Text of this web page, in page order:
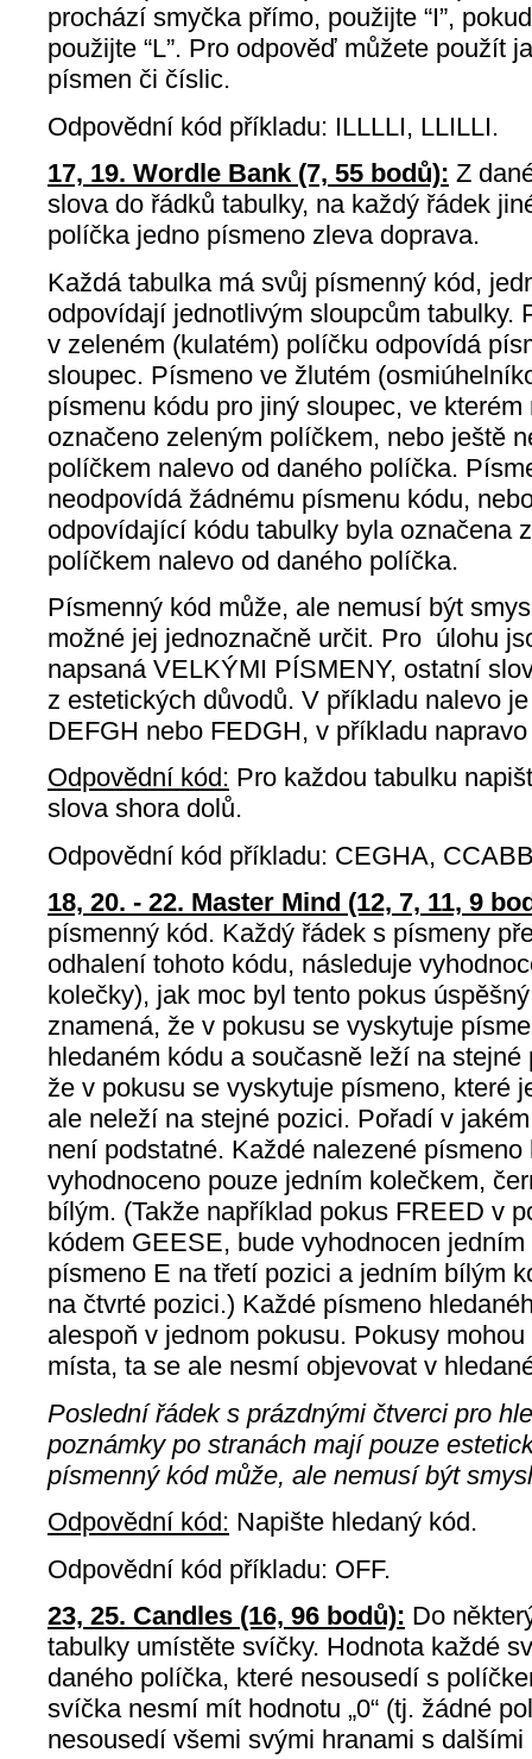
prochází smyčka přímo, použijte “I”,
použijte “L”. Pro odpověď můžete použít
písmen či číslic.
Odpovědní kód příkladu: ILLLLI, LLILLI.
17, 19. Wordle Bank (7, 55 bodů): Z
slova do řádků tabulky, na každý řádek
políčka jedno písmeno zleva doprava.
Každá tabulka má svůj písmenný kód,
odpovídají jednotlivým sloupcům tabulky.
v zeleném (kulatém) políčku odpovídá
sloupec. Písmeno ve žlutém
písmenu kódu pro jiný sloupec, ve
označeno zeleným políčkem, nebo ještě
políčkem nalevo od daného políčka.
neodpovídá žádnému písmenu kódu,
odpovídající kódu tabulky byla označena
políčkem nalevo od daného políčka.
Písmenný kód může, ale nemusí být
možné jej jednoznačně určit. Pro úlohu
napsaná VELKÝMI PÍSMENY, ostatní
z estetických důvodů. V příkladu nalevo
DEFGH nebo FEDGH, v příkladu
Odpovědní kód: Pro každou tabulku
slova shora dolů.
Odpovědní kód příkladu: CEGHA,
18, 20. - 22. Master Mind (12, 7, 11, 9
písmenný kód. Každý řádek s písmeny
odhalení tohoto kódu, následuje
kolečky), jak moc byl tento pokus
znamená, že v pokusu se vyskytuje
hledaném kódu a současně leží na
že v pokusu se vyskytuje písmeno, které
ale neleží na stejné pozici. Pořadí v
není podstatné. Každé nalezené
vyhodnoceno pouze jedním kolečkem,
bílým. (Takže například pokus FREED v
kódem GEESE, bude vyhodnocen
písmeno E na třetí pozici a jedním bílým
na čtvrté pozici.) Každé písmeno
alespoň v jednom pokusu. Pokusy
místa, ta se ale nesmí objevovat v
Poslední řádek s prázdnými čtverci pro
poznámky po stranách mají pouze
písmenný kód může, ale nemusí být
Odpovědní kód: Napište hledaný kód.
Odpovědní kód příkladu: OFF.
23, 25. Candles (16, 96 bodů): Do
tabulky umístěte svíčky. Hodnota každé
daného políčka, které nesousedí s
svíčka nesmí mít hodnotu „0“ (tj. žádné
nesousedí všemi svými hranami s